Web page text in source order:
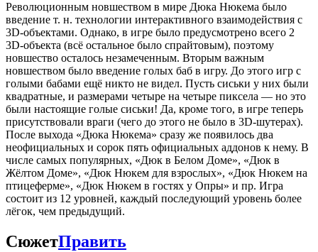
Революционным новшеством в мире Дюка Нюкема было
введение т. н. технологии интерактивного взаимодействия с
3D-объектами. Однако, в игре было предусмотрено всего 2
3D-объекта (всё остальное было спрайтовым), поэтому
новшество осталось незамеченным. Вторым важным
новшеством было введение голых баб в игру. До этого игр с
голыми бабами ещё никто не видел. Пусть сиськи у них были
квадратные, и размерами четыре на четыре пиксела — но это
были настоящие голые сиськи! Да, кроме того, в игре теперь
присутствовали враги (чего до этого не было в 3D-шутерах).
После выхода «Дюка Нюкема» сразу же появилось два
неофициальных и сорок пять официальных аддонов к нему. В
числе самых популярных, «Дюк в Белом Доме», «Дюк в
Жёлтом Доме», «Дюк Нюкем для взрослых», «Дюк Нюкем на
птицеферме», «Дюк Нюкем в гостях у Опры» и пр. Игра
состоит из 12 уровней, каждый последующий уровень более
лёгок, чем предыдущий.
СюжетПравить